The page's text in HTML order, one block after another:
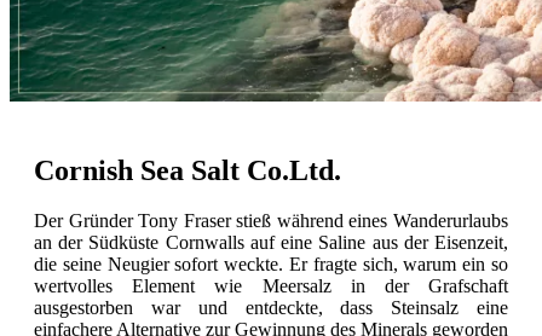
Cornish Sea Salt Co.Ltd.
Der Gründer Tony Fraser stieß während eines Wanderurlaubs
an der Südküste Cornwalls auf eine Saline aus der Eisenzeit,
die seine Neugier sofort weckte. Er fragte sich, warum ein so
wertvolles Element wie Meersalz in der Grafschaft
ausgestorben war und entdeckte, dass Steinsalz eine
einfachere Alternative zur Gewinnung des Minerals geworden